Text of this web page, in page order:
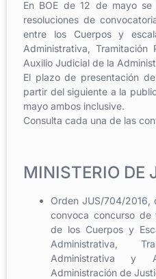
En BOE de 12 de mayo
resoluciones de
entre los Cuerpos y
Administrativa,
Auxilio Judicial de la
El plazo de presentación
partir del siguiente a la
mayo ambos inclusive.
Consulta cada una de las
MINISTERIO DE
Orden JUS/704/2016,
convoca concurso de
de los Cuerpos y
Administrativa,
Administrativa y
Administración de